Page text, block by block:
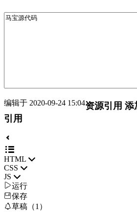
编辑于 2020-09-24 15:04资源引用 添
引用
HTML
CSS
JS
运行
保存
草稿（1）